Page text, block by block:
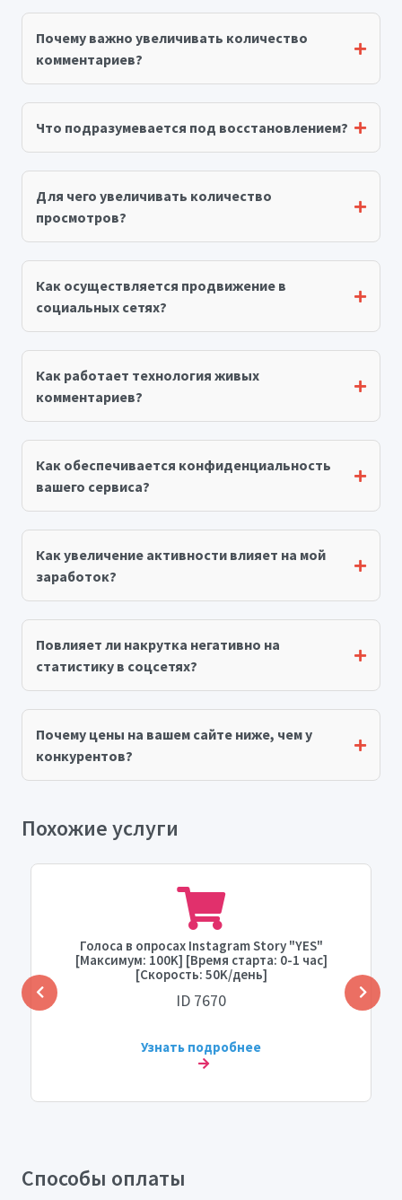
Почему важно увеличивать количество
комментариев?
Что подразумевается под восстановлением?
Для чего увеличивать количество
просмотров?
Как осуществляется продвижение в
социальных сетях?
Как работает технология живых
комментариев?
Как обеспечивается конфиденциальность
вашего сервиса?
Как увеличение активности влияет на мой
заработок?
Повлияет ли накрутка негативно на
статистику в соцсетях?
Почему цены на вашем сайте ниже, чем у
конкурентов?
Похожие услуги
Голоса в опросах Instagram Story "YES"
[Максимум: 100K] [Время старта: 0-1 час]
[Скорость: 50K/день]
ID 7670
Узнать подробнее
Способы оплаты